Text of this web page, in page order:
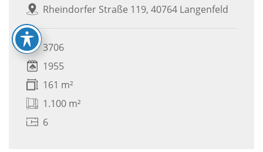
Rheindorfer Straße 119, 40764 Langenfeld
3706
1955
161 m²
1.100 m²
6